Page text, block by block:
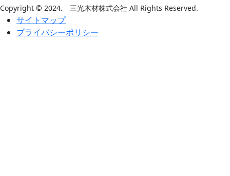
Copyright ©︎ 2024. 三光木材株式会社 All Rights Reserved.
サイトマップ
プライバシーポリシー